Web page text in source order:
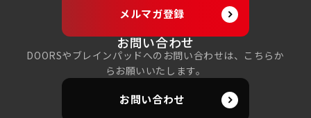
メルマガ登録
お問い合わせ
DOORSやブレインパッドへのお問い合わせは、こちらか
らお願いいたします。
お問い合わせ